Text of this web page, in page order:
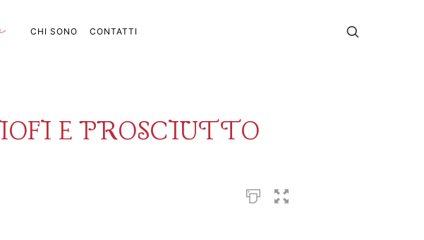
CHI SONO CONTATTI
E PROSCIUTTO